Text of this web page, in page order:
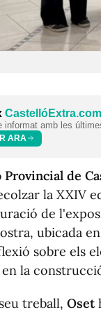
CastellóExtra.com
informat amb les
ARA
de
la XXIV
de
ubicada
sobre els
la
treball, Oset